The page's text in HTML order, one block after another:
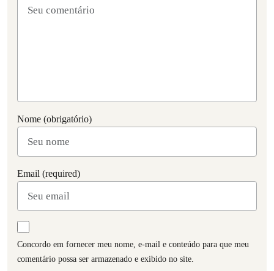
Nome (obrigatório)
Email (required)
Concordo em fornecer meu nome, e-mail e conteúdo para que meu
comentário possa ser armazenado e exibido no site.